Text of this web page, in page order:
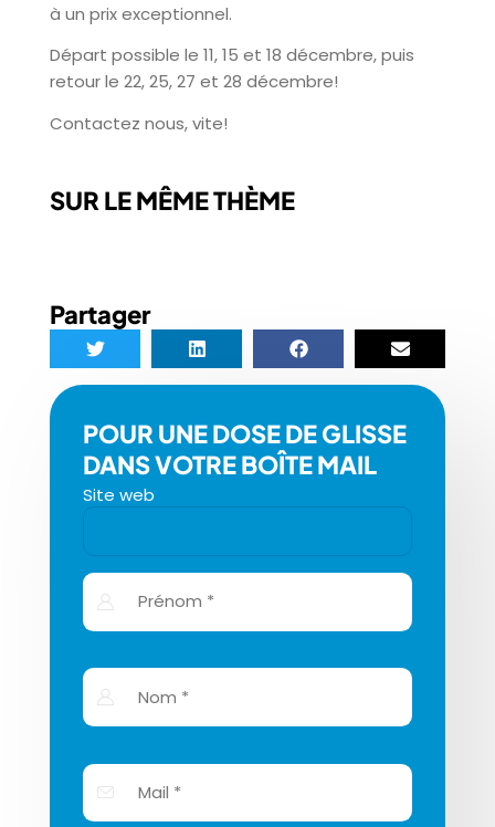
à un prix exceptionnel.
Départ possible le 11, 15 et 18 décembre, puis
retour le 22, 25, 27 et 28 décembre!
Contactez nous, vite!
SUR LE MÊME THÈME
Partager
POUR UNE DOSE DE GLISSE
DANS VOTRE BOÎTE MAIL
Site web